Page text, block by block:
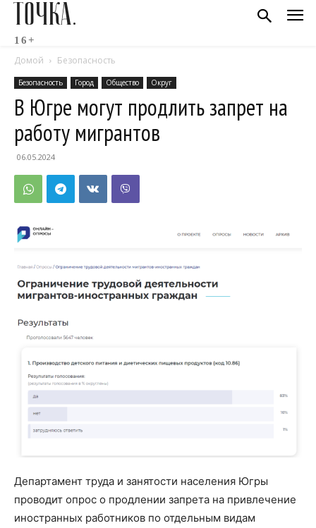
ТОЧКА.
16+
Домой Безопасность
Безопасность Город Общество Округ
В Югре могут продлить запрет на
работу мигрантов
06.05.2024
Департамент труда и занятости населения Югры
проводит опрос о продлении запрета на привлечение
иностранных работников по отдельным видам